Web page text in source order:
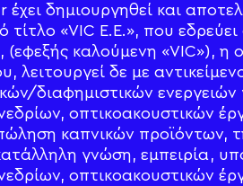
δημιουργηθεί και
τίτλο «VIC E.E.», που
καλούμενη «VIC»), η
λειτουργεί δε με
διαφημιστικών
οπτικοακουστικών
καπνικών προϊόντων,
γνώση, εμπειρία,
οπτικοακουστικών